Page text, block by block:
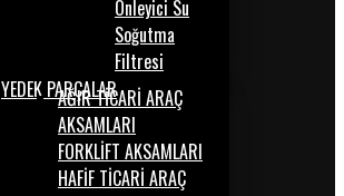
Önleyici Su
Soğutma
Filtresi
YEDEK PARÇALARAĞIR TİCARİ ARAÇ
AKSAMLARI
FORKLİFT AKSAMLARI
HAFİF TİCARİ ARAÇ